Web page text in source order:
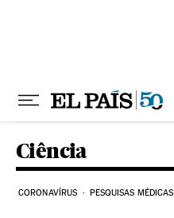
Ciência
CORONAVÍRUS PESQUISAS MÉDICAS